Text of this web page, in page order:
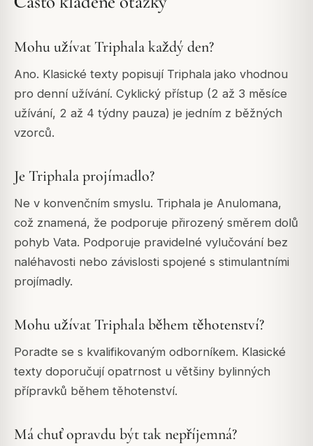
Mohu užívat Triphala každý den?
Ano. Klasické texty popisují Triphala jako vhodnou
pro denní užívání. Cyklický přístup (2 až 3 měsíce
užívání, 2 až 4 týdny pauza) je jedním z běžných
vzorců.
Je Triphala projímadlo?
Ne v konvenčním smyslu. Triphala je Anulomana,
což znamená, že podporuje přirozený směrem dolů
pohyb Vata. Podporuje pravidelné vylučování bez
naléhavosti nebo závislosti spojené s stimulantními
projímadly.
Mohu užívat Triphala během těhotenství?
Poradte se s kvalifikovaným odborníkem. Klasické
texty doporučují opatrnost u většiny bylinných
přípravků během těhotenství.
Má chuť opravdu být tak nepříjemná?